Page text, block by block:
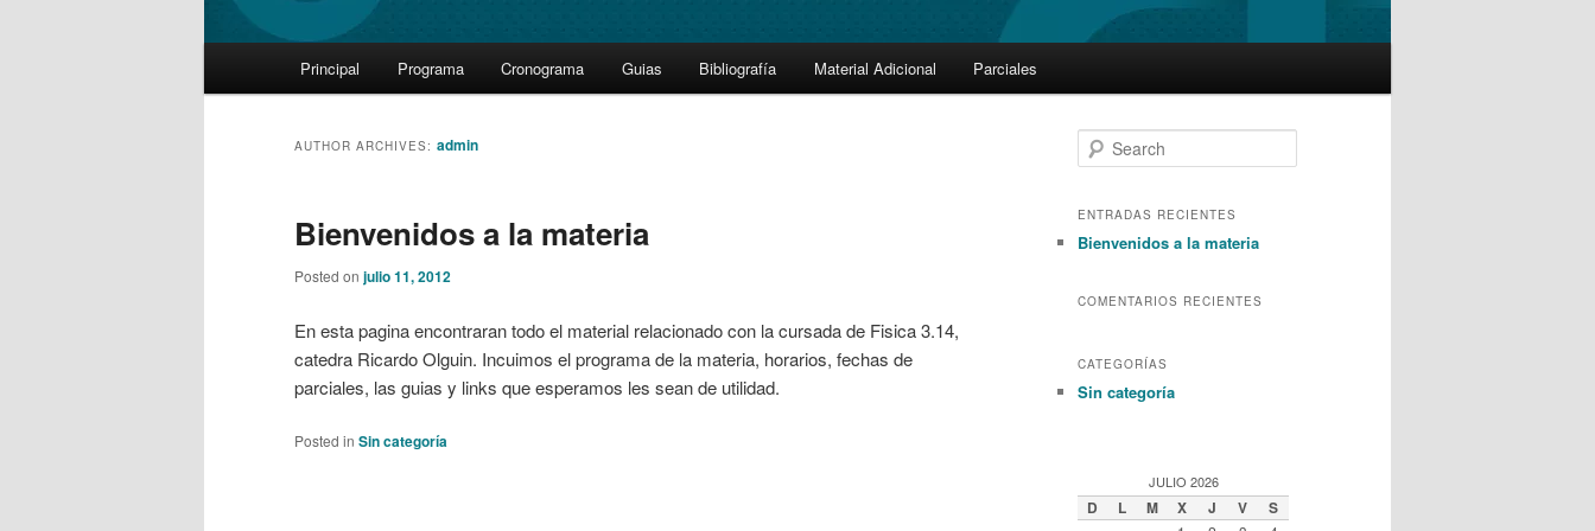
Skip
content
Skip
content
Principal Programa Cronograma Guias Bibliografía Material Adicional Parciales
AUTHOR ARCHIVES: admin
Bienvenidos a la materia
Posted on julio 11, 2012
En esta pagina encontraran todo el material relacionado con la cursada de Fisica 3.14,
catedra Ricardo Olguin. Incuimos el programa de la materia, horarios, fechas de
parciales, las guias y links que esperamos les sean de utilidad.
Posted in Sin categoría
e
r
h
ENTRADAS RECIENTES
Bienvenidos a la materia
COMENTARIOS RECIENTES
CATEGORÍAS
Sin categoría
JULIO 2026
D L M X J V S